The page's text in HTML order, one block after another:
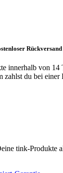
Rückversand
innerhalb von 14
zahlst du bei einer
tink-Produkte